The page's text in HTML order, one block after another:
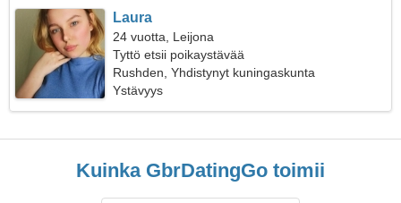
Laura
24 vuotta, Leijona
Tyttö etsii poikaystävää
Rushden, Yhdistynyt kuningaskunta
Ystävyys
Kuinka GbrDatingGo toimii